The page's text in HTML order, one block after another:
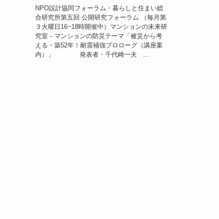
NPO設計協同フォーラム・暮らしと住まい総
合研究所第五回 公開研究フォーラム （毎月第
３火曜日16~18時開催中）マンションの未来研
究室－マンションの防災テーマ「被災から考
える・築52年！耐震補強プロローグ（講座案
内）」 発表者・千代崎一夫 ...